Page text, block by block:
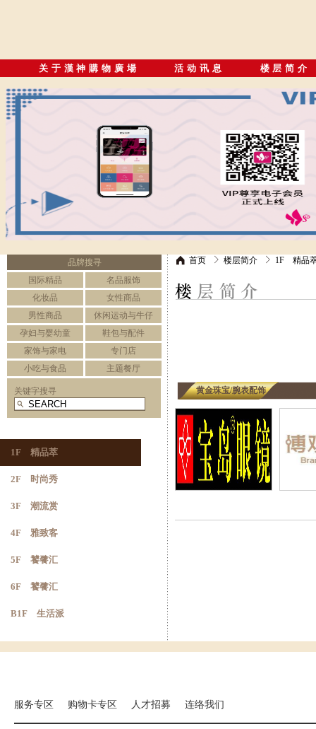
关于漢神購物廣場 活动讯息 楼层简介
品牌搜寻
国际精品
名品服饰
化妆品
女性商品
男性商品
休闲运动与牛仔
孕妇与婴幼童
鞋包与配件
家饰与家电
专门店
小吃与食品
主题餐厅
关键字搜寻
1F 精品萃
2F 时尚秀
3F 潮流赏
4F 雅致客
5F 饕餮汇
6F 饕餮汇
B1F 生活派
首页 楼层简介 1F 精品
黄金珠宝/腕表配饰
服务专区 购物卡专区 人才招募 连络我们